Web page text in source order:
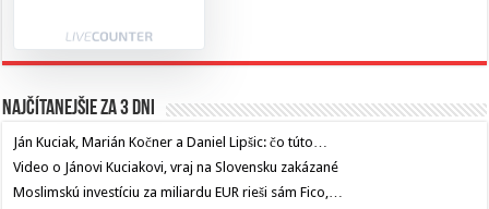
Najčítanejšie za 3 dni
Ján Kuciak, Marián Kočner a Daniel Lipšic: čo túto…
Video o Jánovi Kuciakovi, vraj na Slovensku zakázané
Moslimskú investíciu za miliardu EUR rieši sám Fico,…